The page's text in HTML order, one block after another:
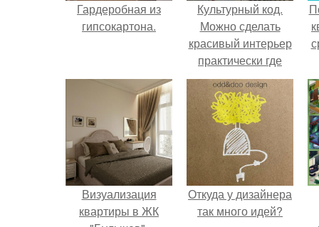
Гардеробная из
гипсокартона.
Культурный код.
Можно сделать
красивый интерьер
практически где
угодно.
Визуализация
квартиры в ЖК
Откуда у дизайнера
так много идей?